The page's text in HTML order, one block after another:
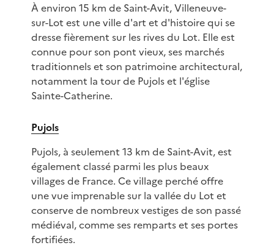
À environ 15 km de Saint-Avit, Villeneuve-
sur-Lot est une ville d'art et d'histoire qui se
dresse fièrement sur les rives du Lot. Elle est
connue pour son pont vieux, ses marchés
traditionnels et son patrimoine architectural,
notamment la tour de Pujols et l'église
Sainte-Catherine.
Pujols
Pujols, à seulement 13 km de Saint-Avit, est
également classé parmi les plus beaux
villages de France. Ce village perché offre
une vue imprenable sur la vallée du Lot et
conserve de nombreux vestiges de son passé
médiéval, comme ses remparts et ses portes
fortifiées.